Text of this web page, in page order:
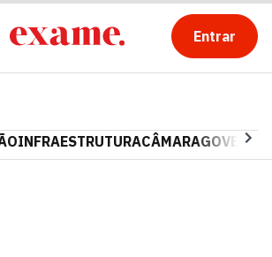
Entrar
INFRAESTRUTURACÂMARAGOVERNO